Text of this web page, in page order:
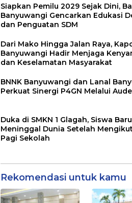
Siapkan Pemilu 2029 Sejak Dini,
Banyuwangi Gencarkan Edukasi
dan Penguatan SDM
Dari Mako Hingga Jalan Raya,
Banyuwangi Hadir Menjaga
dan Keselamatan Masyarakat
BNNK Banyuwangi dan Lanal
Perkuat Sinergi P4GN Melalui
Duka di SMKN 1 Glagah, Siswa Baru
Meninggal Dunia Setelah
Pagi Sekolah
Rekomendasi untuk kamu